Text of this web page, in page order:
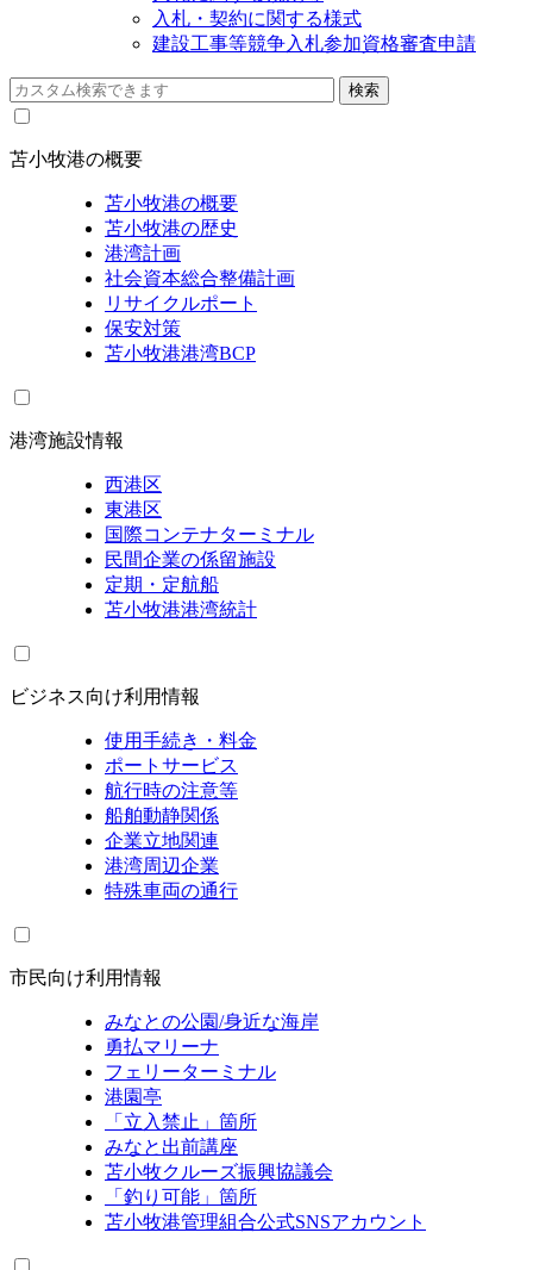
入札・契約に関する様式
建設工事等競争入札参加資格審査申請
苫小牧港の概要
苫小牧港の概要
苫小牧港の歴史
港湾計画
社会資本総合整備計画
リサイクルポート
保安対策
苫小牧港港湾BCP
港湾施設情報
西港区
東港区
国際コンテナターミナル
民間企業の係留施設
定期・定航船
苫小牧港港湾統計
ビジネス向け利用情報
使用手続き・料金
ポートサービス
航行時の注意等
船舶動静関係
企業立地関連
港湾周辺企業
特殊車両の通行
市民向け利用情報
みなとの公園/身近な海岸
勇払マリーナ
フェリーターミナル
港園亭
「立入禁止」箇所
みなと出前講座
苫小牧クルーズ振興協議会
「釣り可能」箇所
苫小牧港管理組合公式SNSアカウント